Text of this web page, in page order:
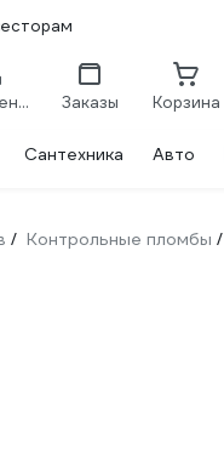
Сравнение Заказы Корзина
Сантехника Авто
/ Контрольные пломбы /